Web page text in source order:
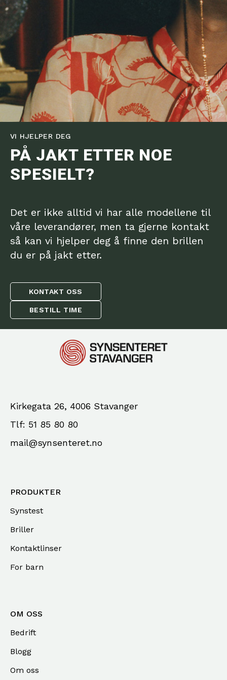
VI HJELPER DEG
PÅ JAKT ETTER NOE
SPESIELT?
Det er ikke alltid vi har alle modellene til
våre leverandører, men ta gjerne kontakt
så kan vi hjelper deg å finne den brillen
du er på jakt etter.
KONTAKT OSS
BESTILL TIME
Kirkegata 26, 4006 Stavanger
Tlf: 51 85 80 80
mail@synsenteret.no
PRODUKTER
Synstest
Briller
Kontaktlinser
For barn
OM OSS
Bedrift
Blogg
Om oss